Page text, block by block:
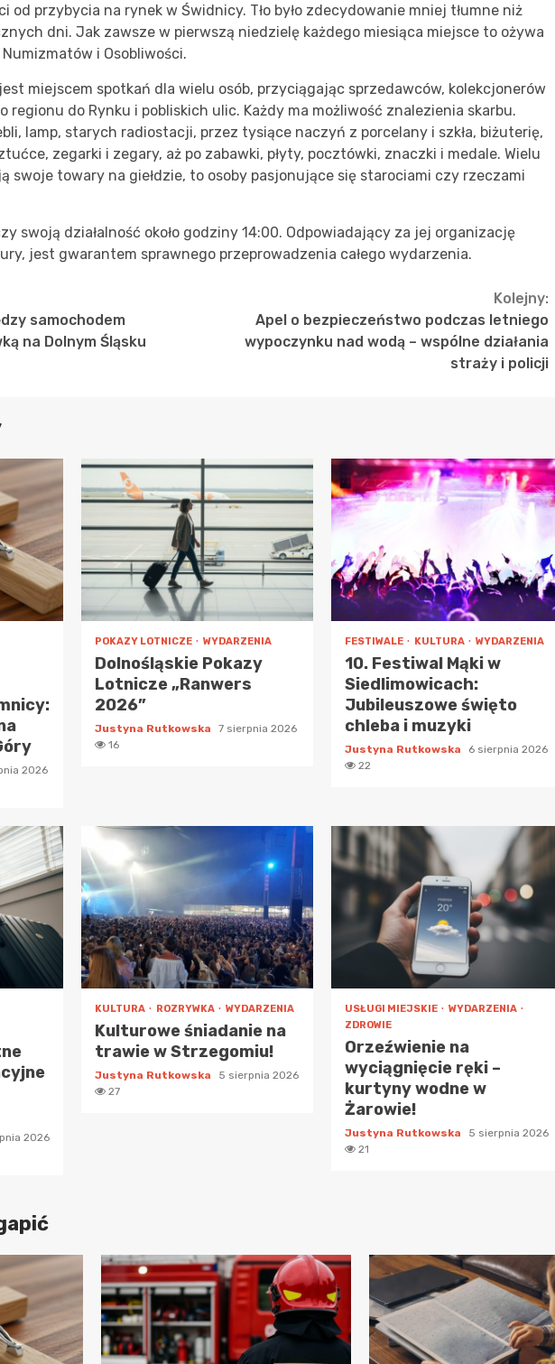
od przybycia na rynek w Świdnicy. Tło było zdecydowanie mniej tłumne niż
dni. Jak zawsze w pierwszą niedzielę każdego miesiąca miejsce to ożywa
i Osobliwości.
jest miejscem spotkań dla wielu osób, przyciągając sprzedawców, kolekcjonerów
regionu do Rynku i pobliskich ulic. Każdy ma możliwość znalezienia skarbu.
lamp, starych radiostacji, przez tysiące naczyń z porcelany i szkła, biżuterię,
zegarki i zegary, aż po zabawki, płyty, pocztówki, znaczki i medale. Wielu
swoje towary na giełdzie, to osoby pasjonujące się starociami czy rzeczami
swoją działalność około godziny 14:00. Odpowiadający za jej organizację
jest gwarantem sprawnego przeprowadzenia całego wydarzenia.
samochodem
na Dolnym Śląsku
Kolejny:
Apel o bezpieczeństwo podczas letniego
wypoczynku nad wodą – wspólne działania
straży i policji
2026
POKAZY LOTNICZE WYDARZENIA
Dolnośląskie Pokazy
Lotnicze „Ranwers
2026”
Justyna Rutkowska
7 sierpnia 2026
16
FESTIWALE KULTURA WYDARZENIA
10. Festiwal Mąki w
Siedlimowicach:
Jubileuszowe święto
chleba i muzyki
Justyna Rutkowska
6 sierpnia 2026
22
2026
KULTURA ROZRYWKA WYDARZENIA
Kulturowe śniadanie na
trawie w Strzegomiu!
Justyna Rutkowska
5 sierpnia 2026
27
USŁUGI MIEJSKIE
WYDARZENIA
ZDROWIE
Orzeźwienie na
wyciągnięcie ręki –
kurtyny wodne w
Żarowie!
Justyna Rutkowska
5 sierpnia 2026
21